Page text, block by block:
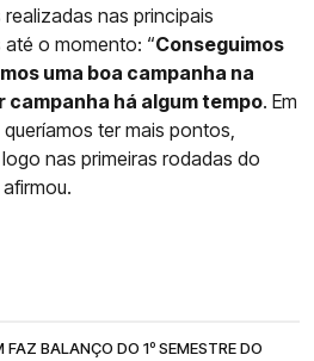
nas principais
o momento: “Conseguimos
uma boa campanha na
campanha há algum tempo. Em
ter mais pontos,
nas primeiras rodadas do
BALANÇO DO 1º SEMESTRE DO